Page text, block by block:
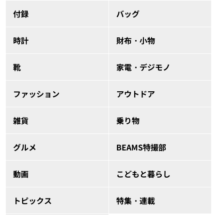
付録 バッグ
時計 財布・小物
靴 家電・デジモノ
ファッション アウトドア
雑貨 乗り物
グルメ BEAMS特撮部
動画 こどもと暮らし
トピックス 特集・連載